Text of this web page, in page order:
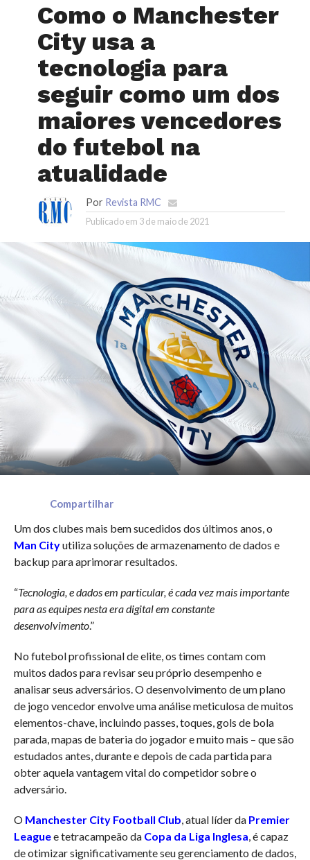
Como o Manchester
City usa a
tecnologia para
seguir como um dos
maiores vencedores
do futebol na
atualidade
Por Revista RMC
Publicado em 3 de maio de 2021
Compartilhar
Um dos clubes mais bem sucedidos dos últimos anos, o
Man Cityutiliza soluções de armazenamento de dados e
backup para aprimorar resultados.
“Tecnologia, e dados em particular, é cada vez mais importante
para as equipes nesta era digital em constante
desenvolvimento.”
No futebol profissional de elite, os times contam com
muitos dados para revisar seu próprio desempenho e
analisar seus adversários. O desenvolvimento de um plano
de jogo vencedor envolve uma análise meticulosa de muitos
elementos-chave, incluindo passes, toques, gols de bola
parada, mapas de bateria do jogador e muito mais – que são
estudados antes, durante e depois de cada partida para
obter aquela vantagem vital do competidor sobre o
adversário.
O Manchester City Football Club, atual líder da Premier
Leaguee tetracampeão da Copa da Liga Inglesa, é capaz
de otimizar significativamente seu gerenciamento de dados,